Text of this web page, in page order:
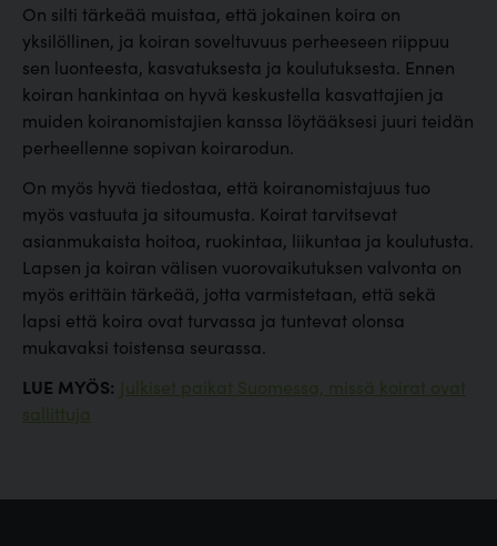
On silti tärkeää muistaa, että jokainen koira on
yksilöllinen, ja koiran soveltuvuus perheeseen riippuu
sen luonteesta, kasvatuksesta ja koulutuksesta. Ennen
koiran hankintaa on hyvä keskustella kasvattajien ja
muiden koiranomistajien kanssa löytääksesi juuri teidän
perheellenne sopivan koirarodun.
On myös hyvä tiedostaa, että koiranomistajuus tuo
myös vastuuta ja sitoumusta. Koirat tarvitsevat
asianmukaista hoitoa, ruokintaa, liikuntaa ja koulutusta.
Lapsen ja koiran välisen vuorovaikutuksen valvonta on
myös erittäin tärkeää, jotta varmistetaan, että sekä
lapsi että koira ovat turvassa ja tuntevat olonsa
mukavaksi toistensa seurassa.
LUE MYÖS: Julkiset paikat Suomessa, missä koirat ovat
sallittuja